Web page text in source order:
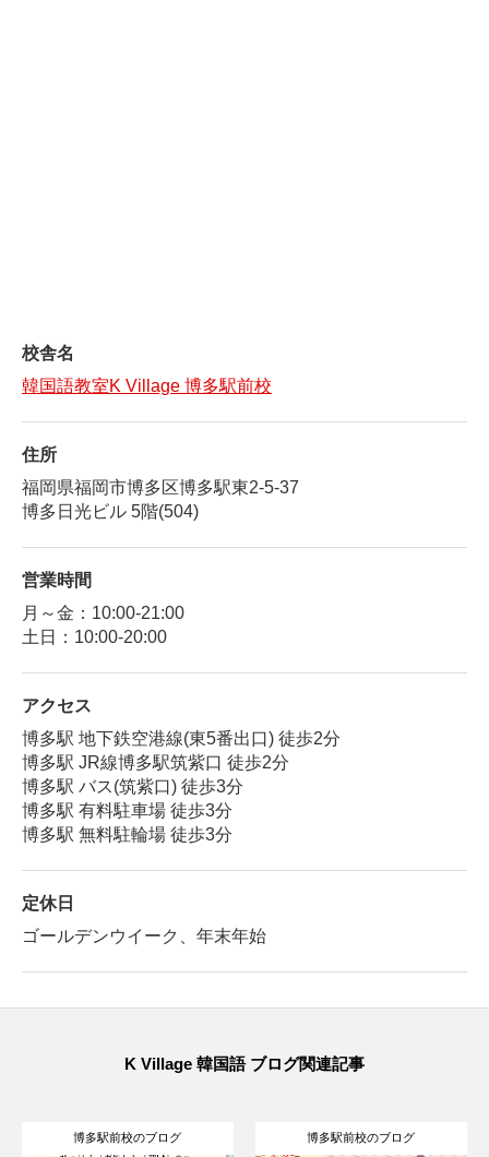
校舎名
韓国語教室K Village 博多駅前校
住所
福岡県福岡市博多区博多駅東2-5-37
博多日光ビル 5階(504)
営業時間
月～金：10:00-21:00
土日：10:00-20:00
アクセス
博多駅 地下鉄空港線(東5番出口) 徒歩2分
博多駅 JR線博多駅筑紫口 徒歩2分
博多駅 バス(筑紫口) 徒歩3分
博多駅 有料駐車場 徒歩3分
博多駅 無料駐輪場 徒歩3分
定休日
ゴールデンウイーク、年末年始
K Village 韓国語 ブログ関連記事
博多駅前校のブログ 博多駅前校のブログ